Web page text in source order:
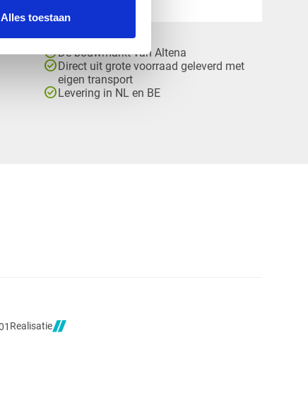
Alles toestaan
check_circleDé bouwmarkt van Altena
check_circle Direct uit grote voorraad geleverd met
eigen transport
check_circle Levering in NL en BE
Realisatie